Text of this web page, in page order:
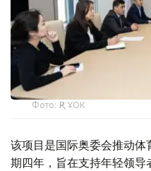
Фото: ҚР ҰОК
该项目是国际奥委会推动
期四年，旨在支持年轻领导